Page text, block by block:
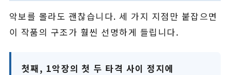
악보를 몰라도 괜찮습니다. 세 가지 지점만 붙잡으면
이 작품의 구조가 훨씬 선명하게 들립니다.
첫째, 1악장의 첫 두 타격 사이 정지에